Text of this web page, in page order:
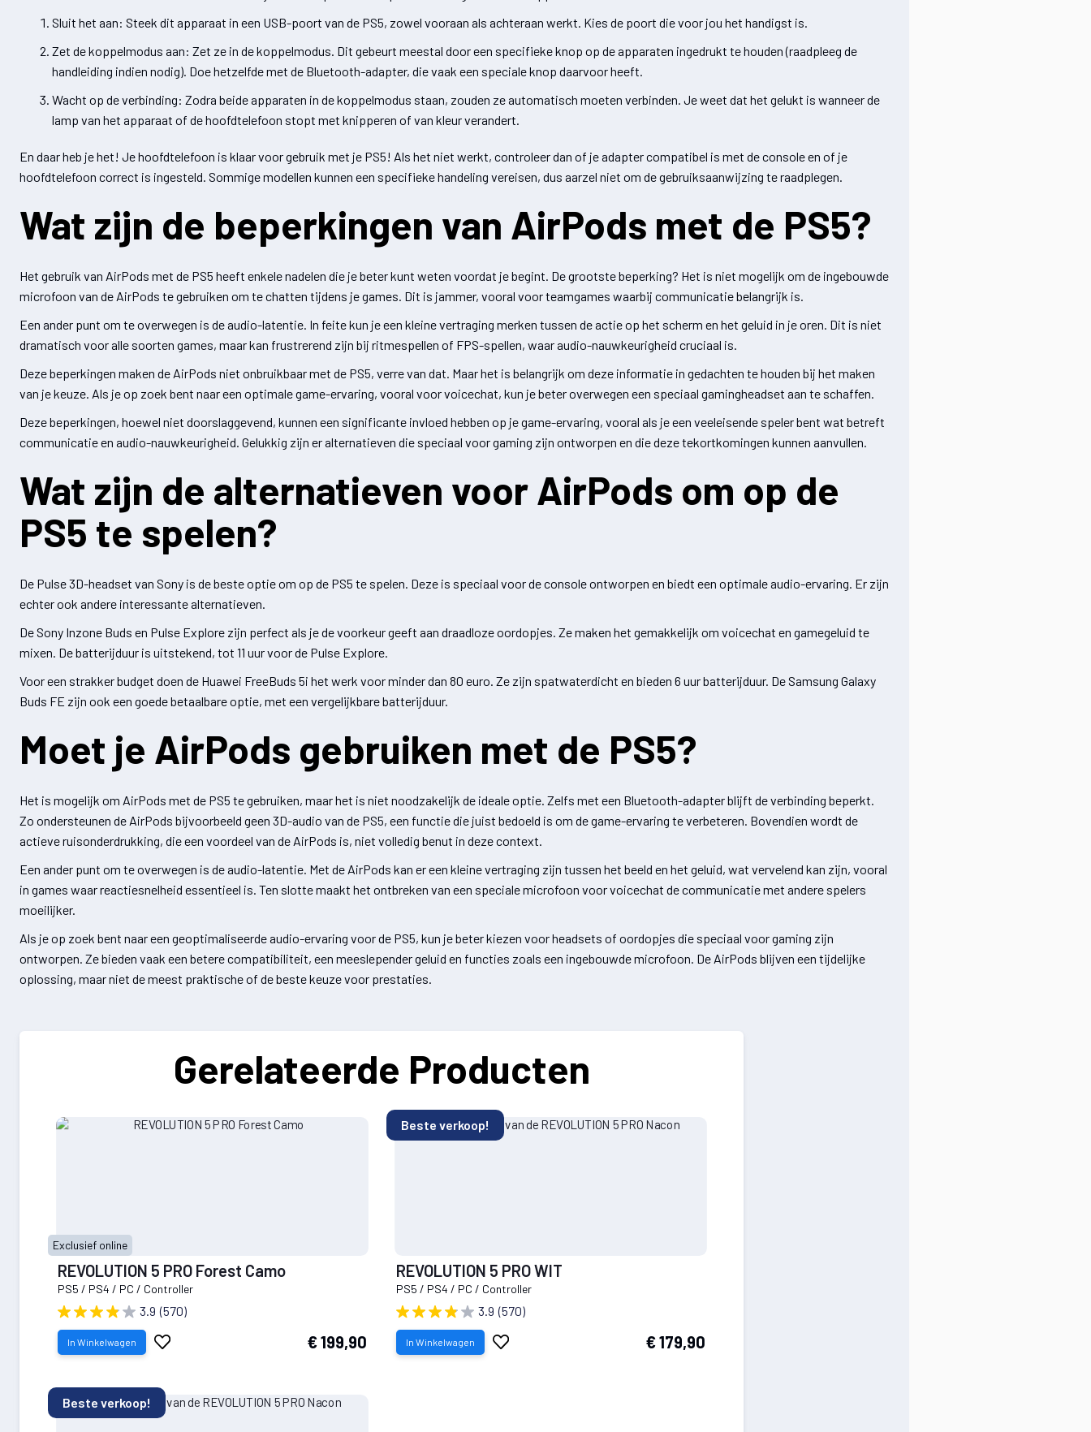
Sluit het aan: Steek dit apparaat in een USB-poort van de PS5, zowel vooraan als achteraan werkt. Kies de poort die voor jou het handigst is.
Zet de koppelmodus aan: Zet ze in de koppelmodus. Dit gebeurt meestal door een specifieke knop op de apparaten ingedrukt te houden (raadpleeg de
handleiding indien nodig). Doe hetzelfde met de Bluetooth-adapter, die vaak een speciale knop daarvoor heeft.
Wacht op de verbinding: Zodra beide apparaten in de koppelmodus staan, zouden ze automatisch moeten verbinden. Je weet dat het gelukt is wanneer de
lamp van het apparaat of de hoofdtelefoon stopt met knipperen of van kleur verandert.
En daar heb je het! Je hoofdtelefoon is klaar voor gebruik met je PS5! Als het niet werkt, controleer dan of je adapter compatibel is met de console en of je
hoofdtelefoon correct is ingesteld. Sommige modellen kunnen een specifieke handeling vereisen, dus aarzel niet om de gebruiksaanwijzing te raadplegen.
Wat zijn de beperkingen van AirPods met de PS5?
Het gebruik van AirPods met de PS5 heeft enkele nadelen die je beter kunt weten voordat je begint. De grootste beperking? Het is niet mogelijk om de ingebouwde
microfoon van de AirPods te gebruiken om te chatten tijdens je games. Dit is jammer, vooral voor teamgames waarbij communicatie belangrijk is.
Een ander punt om te overwegen is de audio-latentie. In feite kun je een kleine vertraging merken tussen de actie op het scherm en het geluid in je oren. Dit is niet
dramatisch voor alle soorten games, maar kan frustrerend zijn bij ritmespellen of FPS-spellen, waar audio-nauwkeurigheid cruciaal is.
Deze beperkingen maken de AirPods niet onbruikbaar met de PS5, verre van dat. Maar het is belangrijk om deze informatie in gedachten te houden bij het maken
van je keuze. Als je op zoek bent naar een optimale game-ervaring, vooral voor voicechat, kun je beter overwegen een speciaal gamingheadset aan te schaffen.
Deze beperkingen, hoewel niet doorslaggevend, kunnen een significante invloed hebben op je game-ervaring, vooral als je een veeleisende speler bent wat betreft
communicatie en audio-nauwkeurigheid. Gelukkig zijn er alternatieven die speciaal voor gaming zijn ontworpen en die deze tekortkomingen kunnen aanvullen.
Wat zijn de alternatieven voor AirPods om op de
PS5 te spelen?
De Pulse 3D-headset van Sony is de beste optie om op de PS5 te spelen. Deze is speciaal voor de console ontworpen en biedt een optimale audio-ervaring. Er zijn
echter ook andere interessante alternatieven.
De Sony Inzone Buds en Pulse Explore zijn perfect als je de voorkeur geeft aan draadloze oordopjes. Ze maken het gemakkelijk om voicechat en gamegeluid te
mixen. De batterijduur is uitstekend, tot 11 uur voor de Pulse Explore.
Voor een strakker budget doen de Huawei FreeBuds 5i het werk voor minder dan 80 euro. Ze zijn spatwaterdicht en bieden 6 uur batterijduur. De Samsung Galaxy
Buds FE zijn ook een goede betaalbare optie, met een vergelijkbare batterijduur.
Moet je AirPods gebruiken met de PS5?
Het is mogelijk om AirPods met de PS5 te gebruiken, maar het is niet noodzakelijk de ideale optie. Zelfs met een Bluetooth-adapter blijft de verbinding beperkt.
Zo ondersteunen de AirPods bijvoorbeeld geen 3D-audio van de PS5, een functie die juist bedoeld is om de game-ervaring te verbeteren. Bovendien wordt de
actieve ruisonderdrukking, die een voordeel van de AirPods is, niet volledig benut in deze context.
Een ander punt om te overwegen is de audio-latentie. Met de AirPods kan er een kleine vertraging zijn tussen het beeld en het geluid, wat vervelend kan zijn, vooral
in games waar reactiesnelheid essentieel is. Ten slotte maakt het ontbreken van een speciale microfoon voor voicechat de communicatie met andere spelers
moeilijker.
Als je op zoek bent naar een geoptimaliseerde audio-ervaring voor de PS5, kun je beter kiezen voor headsets of oordopjes die speciaal voor gaming zijn
ontworpen. Ze bieden vaak een betere compatibiliteit, een meeslepender geluid en functies zoals een ingebouwde microfoon. De AirPods blijven een tijdelijke
oplossing, maar niet de meest praktische of de beste keuze voor prestaties.
Gerelateerde Producten
Exclusief online
REVOLUTION 5 PRO Forest Camo
PS5 / PS4 / PC / Controller
3.9 (570)
€ 199,90
In Winkelwagen
Voeg
Beste verkoop!
REVOLUTION 5 PRO WIT
PS5 / PS4 / PC / Controller
3.9 (570)
€ 179,90
In Winkelwagen
Voeg
Beste verkoop!